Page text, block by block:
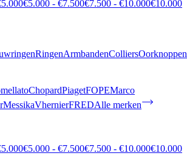
€5.000 - €7.500€7.500 - €10.000€10.000
RingenArmbandenColliersOorknoppen
ChopardPiagetFOPEMarco
MessikaVhernierFREDAlle merken
€5.000 - €7.500€7.500 - €10.000€10.000